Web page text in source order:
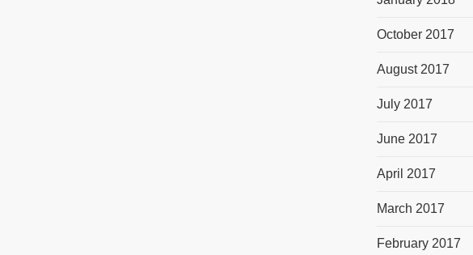
October 2017
August 2017
July 2017
June 2017
April 2017
March 2017
February 2017